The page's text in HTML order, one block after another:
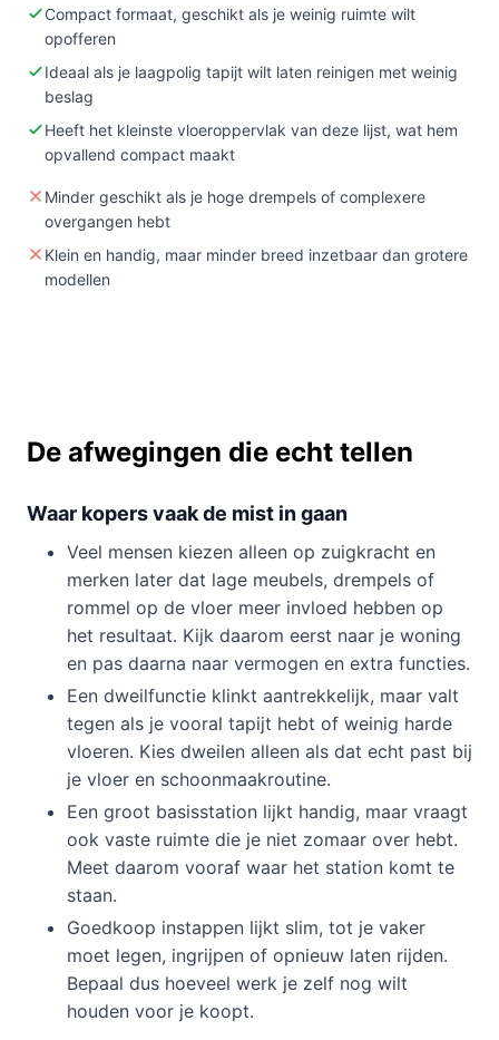
Compact formaat, geschikt als je weinig ruimte wilt
opofferen
Ideaal als je laagpolig tapijt wilt laten reinigen met weinig
beslag
Heeft het kleinste vloeroppervlak van deze lijst, wat hem
opvallend compact maakt
Minder geschikt als je hoge drempels of complexere
overgangen hebt
Klein en handig, maar minder breed inzetbaar dan grotere
modellen
De afwegingen die echt tellen
Waar kopers vaak de mist in gaan
Veel mensen kiezen alleen op zuigkracht en
merken later dat lage meubels, drempels of
rommel op de vloer meer invloed hebben op
het resultaat. Kijk daarom eerst naar je woning
en pas daarna naar vermogen en extra functies.
Een dweilfunctie klinkt aantrekkelijk, maar valt
tegen als je vooral tapijt hebt of weinig harde
vloeren. Kies dweilen alleen als dat echt past bij
je vloer en schoonmaakroutine.
Een groot basisstation lijkt handig, maar vraagt
ook vaste ruimte die je niet zomaar over hebt.
Meet daarom vooraf waar het station komt te
staan.
Goedkoop instappen lijkt slim, tot je vaker
moet legen, ingrijpen of opnieuw laten rijden.
Bepaal dus hoeveel werk je zelf nog wilt
houden voor je koopt.